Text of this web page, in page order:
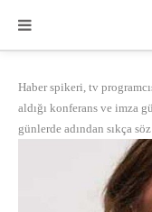
Haber spikeri, tv
aldığı konferans ve imza
günlerde adından sıkça